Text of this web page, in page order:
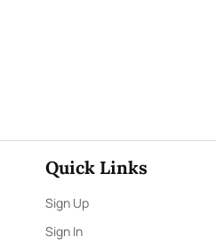
Quick Links
Sign Up
Sign In